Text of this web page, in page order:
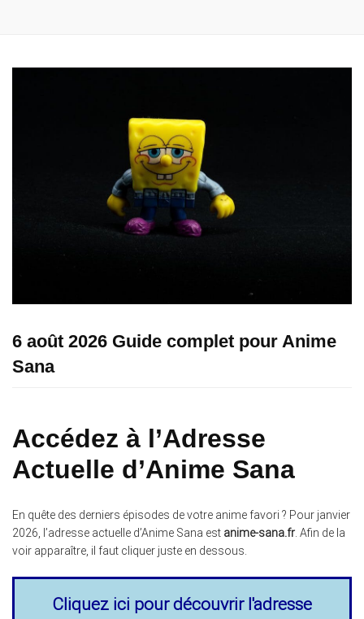
6 août 2026 Guide complet pour Anime
Sana
Accédez à l’Adresse
Actuelle d’Anime Sana
En quête des derniers épisodes de votre anime favori ? Pour janvier
2026, l’adresse actuelle d’Anime Sana est anime-sana.fr . Afin de la
voir apparaître, il faut cliquer juste en dessous.
Cliquez ici pour découvrir l'adresse